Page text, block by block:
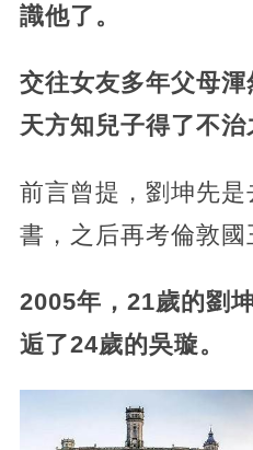
識他了。
交往女友多年父母
天方知兒子得了不治
前言曾提，劉坤先
書，之后再考倫敦國
2005年，21歲的劉
逅了24歲的吳璇。